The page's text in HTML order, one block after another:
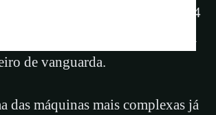
SP) e a abertura de suas 4
luz é um marco histórico para a
de vanguarda.
das máquinas mais complexas já